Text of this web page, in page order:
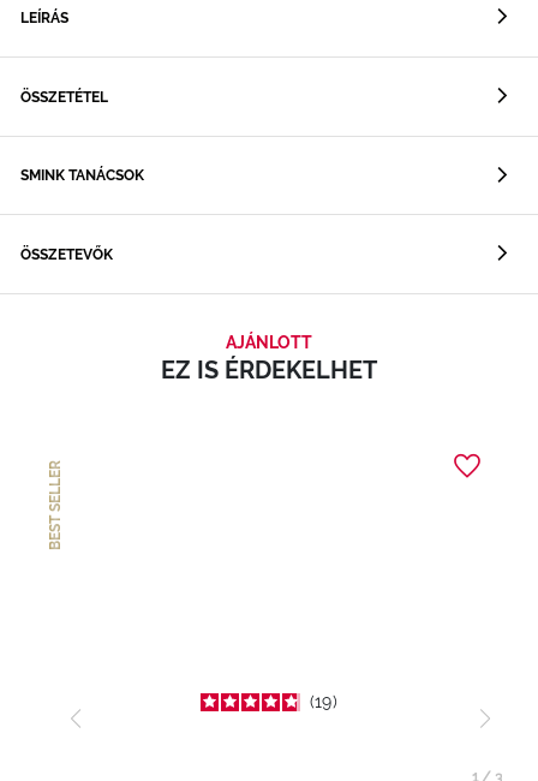
LEÍRÁS
ÖSSZETÉTEL
SMINK TANÁCSOK
ÖSSZETEVŐK
AJÁNLOTT
EZ IS ÉRDEKELHET
BEST SELLER
19